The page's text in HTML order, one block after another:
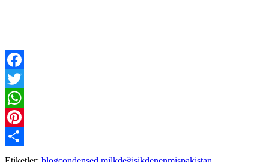
Facebook
Twitter
WhatsApp
Pinterest
Paylaş